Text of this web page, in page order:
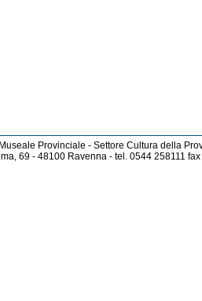
Provinciale - Settore Cultura della
69 - 48100 Ravenna - tel. 0544 258111